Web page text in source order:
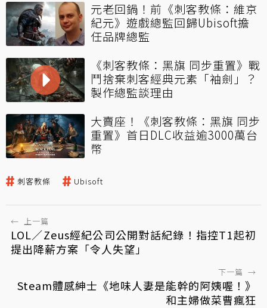
元老回鍋！前《刺客教條：維京
紀元》遊戲總監回歸Ubisoft擔
任品牌總監
《刺客教條：黑旗 同步重置》戰
鬥捨棄刺客經典元素「袖劍」？
製作總監談理由
大賣座！《刺客教條：黑旗 同步
重置》首日DLC收益逾3000萬台
幣
刺客教條 Ubisoft
← 上一篇
LOL／Zeus經紀公司公開對話紀錄！指控T1起初
提出降薪方案「令人失望」
下一篇 →
Steam體感紳士《地味人妻是能幹的阿姨喔！》
和主婦做菜曹瘋狂